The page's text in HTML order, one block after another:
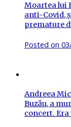
Moartea lui
anti-Covid,
premature
Posted on
Andreea
Buzău, a
concert. Era